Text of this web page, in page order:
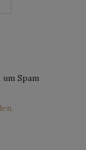
Spam